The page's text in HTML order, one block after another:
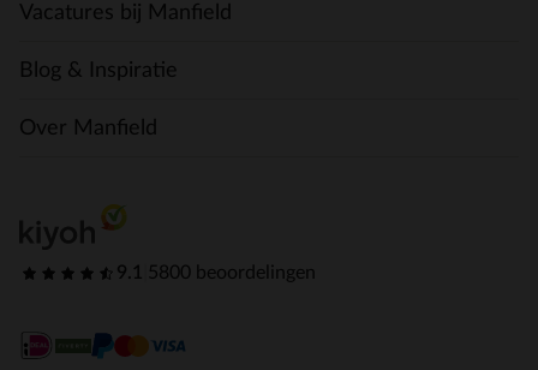
Vacatures bij Manfield
Blog & Inspiratie
Over Manfield
9.1 5800 beoordelingen